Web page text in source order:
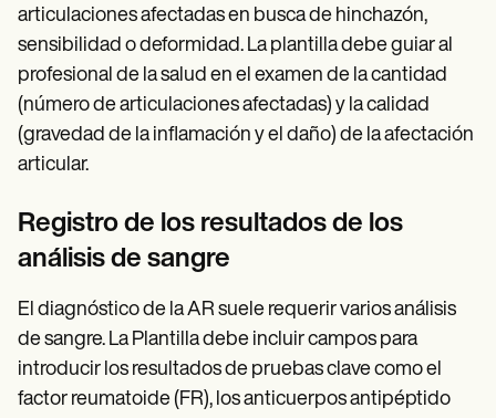
articulaciones afectadas en busca de hinchazón,
sensibilidad o deformidad. La plantilla debe guiar al
profesional de la salud en el examen de la cantidad
(número de articulaciones afectadas) y la calidad
(gravedad de la inflamación y el daño) de la afectación
articular.
Registro de los resultados de los
análisis de sangre
El diagnóstico de la AR suele requerir varios análisis
de sangre. La Plantilla debe incluir campos para
introducir los resultados de pruebas clave como el
factor reumatoide (FR), los anticuerpos antipéptido